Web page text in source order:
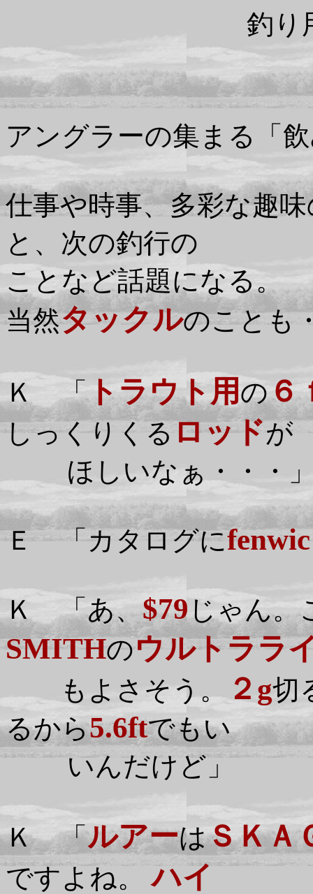
釣り
アングラーの集まる「
仕事や時事、多彩な趣
と、次の釣行の
ことなど話題になる。
当然タックルのことも
Ｋ 「トラウト用の６
しっくりくる ロッドが
ほしいなぁ・・・
Ｅ 「カタログにfenwic
Ｋ 「あ、$79 じゃん。
SMITHのウルトララ
もよさそう。 ２g切
るから5.6ftでもい
いんだけど」
Ｋ 「ルアーはＳＫＡ
ですよね。ハイ